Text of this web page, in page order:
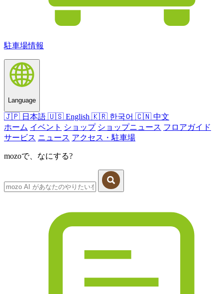
駐車場情報
Language
🇯🇵 日本語 🇺🇸 English 🇰🇷 한국어 🇨🇳 中文
ホーム イベント ショップ ショップニュース フロアガイド
サービス ニュース アクセス・駐車場
mozoで、なにする?